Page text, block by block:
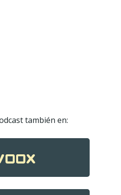
también en:
Podcast